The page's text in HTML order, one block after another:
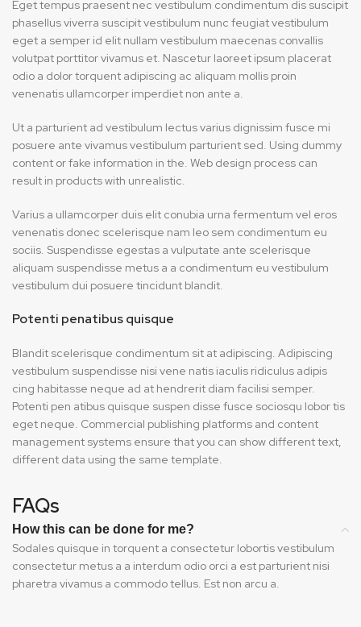
Eget tempus praesent nec vestibulum condimentum dis suscipit
phasellus viverra suscipit vestibulum nunc feugiat vestibulum
eget a semper id elit nullam vestibulum maecenas convallis
volutpat porttitor vivamus et. Nascetur laoreet ipsum placerat
odio a dolor torquent adipiscing ac aliquam mollis proin
venenatis ullamcorper imperdiet non ante a.
Ut a parturient ad vestibulum lectus varius dignissim fusce mi
posuere ante vivamus vestibulum parturient sed. Using dummy
content or fake information in the. Web design process can
result in products with unrealistic.
Varius a ullamcorper duis elit conubia urna fermentum vel eros
venenatis donec scelerisque nam leo sem condimentum eu
sociis. Suspendisse egestas a vulputate ante scelerisque
aliquam suspendisse metus a a condimentum eu vestibulum
vestibulum dui posuere tincidunt blandit.
Potenti penatibus quisque
Blandit scelerisque condimentum sit at adipiscing. Adipiscing
vestibulum suspendisse nisi vene natis iaculis ridiculus adipis
cing habitasse neque ad at hendrerit diam facilisi semper.
Potenti pen atibus quisque suspen disse fusce sociosqu lobor tis
eget neque. Commercial publishing platforms and content
management systems ensure that you can show different text,
different data using the same template.
FAQs
How this can be done for me?
Sodales quisque in torquent a consectetur lobortis vestibulum
consectetur metus a a interdum odio orci a est parturient nisi
pharetra vivamus a commodo tellus. Est non arcu a.